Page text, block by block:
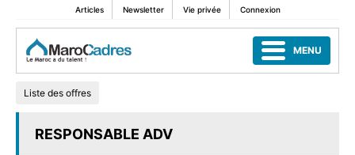
Articles Newsletter Vie privée Connexion
MENU
Liste des offres
RESPONSABLE ADV